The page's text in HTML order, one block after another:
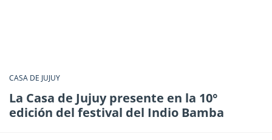
CASA DE JUJUY
La Casa de Jujuy presente en la 10°
edición del festival del Indio Bamba